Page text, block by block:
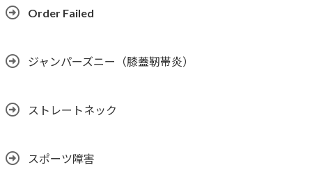
Order Failed
ジャンパーズニー（膝蓋靭帯炎）
ストレートネック
スポーツ障害